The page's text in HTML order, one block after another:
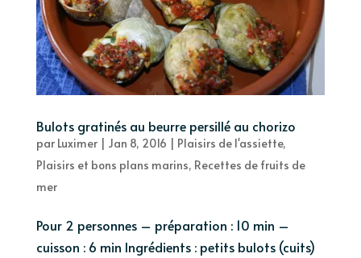
Bulots gratinés au beurre persillé au chorizo
par Luximer| Jan 8, 2016 | Plaisirs de l'assiette,
Plaisirs et bons plans marins, Recettes de fruits de
mer
Pour 2 personnes – préparation : 10 min –
cuisson : 6 min Ingrédients : petits bulots (cuits)